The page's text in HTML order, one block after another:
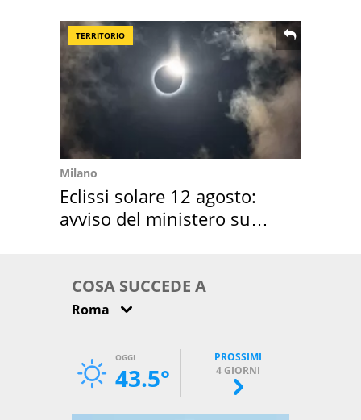
TERRITORIO
Milano
Eclissi solare 12 agosto:
avviso del ministero su